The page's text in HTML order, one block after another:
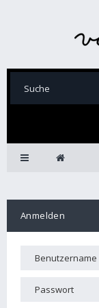
Anmelden